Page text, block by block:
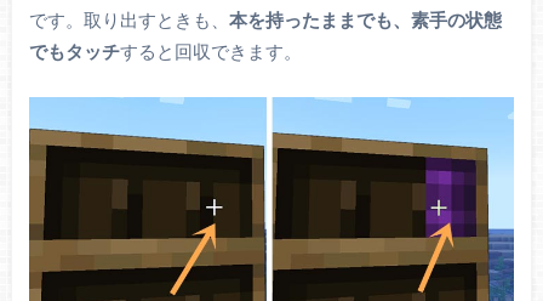
です。取り出すときも、 本を持ったままでも、素手の状態
でもタッチすると回収できます。